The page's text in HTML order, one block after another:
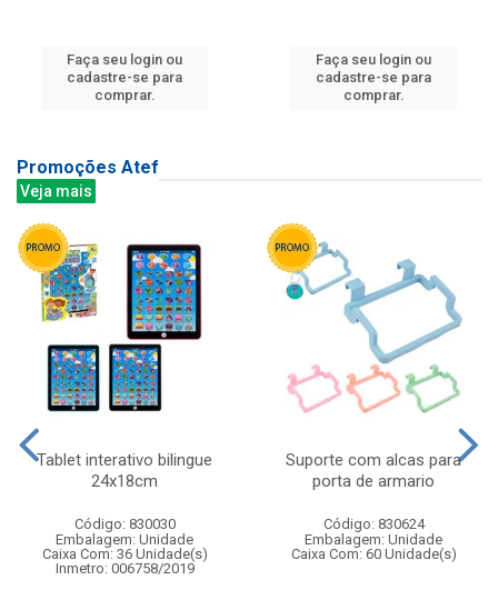
Faça seu login ou
cadastre-se para
comprar.
Faça seu login ou
cadastre-se para
comprar.
Promoções Atef
Veja mais
Tablet interativo bilingue
24x18cm
Código: 830030
Embalagem: Unidade
Caixa Com: 36 Unidade(s)
Inmetro: 006758/2019
Suporte com alcas para
porta de armario
Código: 830624
Embalagem: Unidade
Caixa Com: 60 Unidade(s)